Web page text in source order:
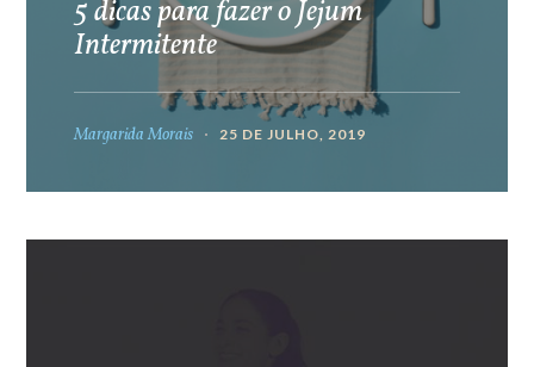
5 dicas para fazer o Jejum
Intermitente
Margarida Morais 25 DE JULHO, 2019